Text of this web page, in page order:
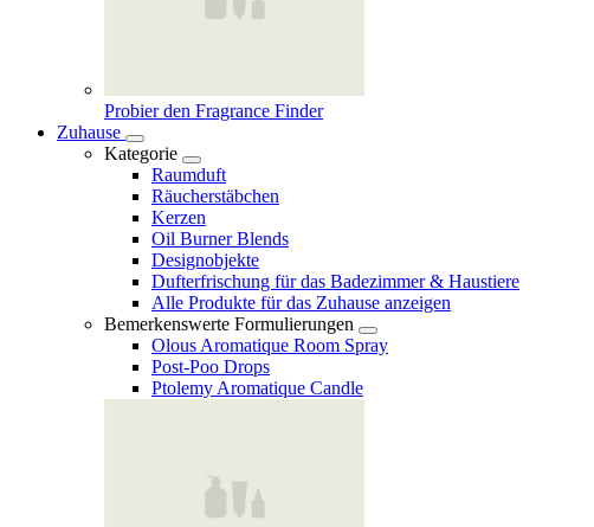
Probier den Fragrance Finder
Zuhause
Kategorie
Raumduft
Räucherstäbchen
Kerzen
Oil Burner Blends
Designobjekte
Dufterfrischung für das Badezimmer & Haustiere
Alle Produkte für das Zuhause anzeigen
Bemerkenswerte Formulierungen
Olous Aromatique Room Spray
Post-Poo Drops
Ptolemy Aromatique Candle